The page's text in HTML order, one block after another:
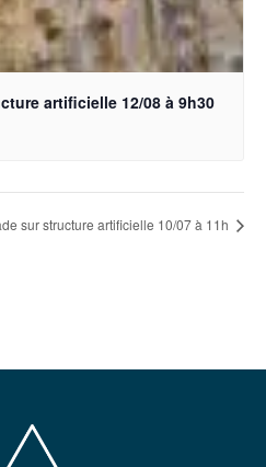
artificielle 12/08 à 9h30
sur structure artificielle 10/07 à 11h